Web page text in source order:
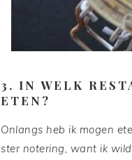
3. IN WELK
ETEN?
Onlangs heb ik mogen
ster notering, want ik